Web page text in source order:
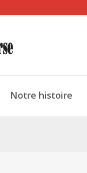
Notre histoire